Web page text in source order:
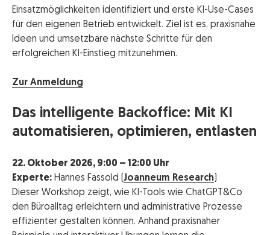
Einsatzmöglichkeiten identifiziert und erste KI-Use-Cases
für den eigenen Betrieb entwickelt. Ziel ist es, praxisnahe
Ideen und umsetzbare nächste Schritte für den
erfolgreichen KI-Einstieg mitzunehmen.
Zur Anmeldung
Das intelligente Backoffice: Mit KI
automatisieren, optimieren, entlasten
22. Oktober 2026, 9:00 – 12:00 Uhr
Experte: Hannes Fassold ( Joanneum Research
Dieser Workshop zeigt, wie KI-Tools wie ChatGPT&Co
den Büroalltag erleichtern und administrative Prozesse
effizienter gestalten können. Anhand praxisnaher